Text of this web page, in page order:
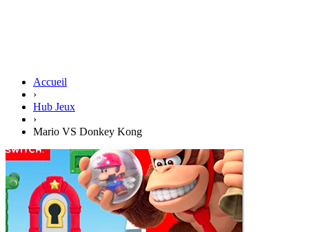
Accueil
›
Hub Jeux
›
Mario VS Donkey Kong